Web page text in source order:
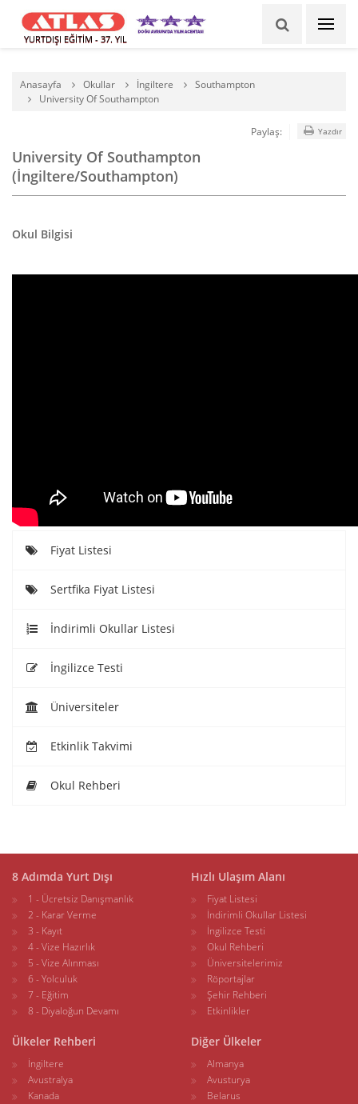
YURTDIŞI EĞİTİM - 37. YIL
Anasayfa Okullar İngiltere
Southampton
University Of Southampton
University Of Southampton
(İngiltere/Southampton)
Paylaş: Yazdır
Okul Bilgisi
Fiyat Listesi
Sertfika Fiyat Listesi
İndirimli Okullar Listesi
İngilizce Testi
Üniversiteler
Etkinlik Takvimi
Okul Rehberi
8 Adımda Yurt Dışı
1 - Ücretsiz Danışmanlık
2 - Karar Verme
3 - Kayıt
4 - Vize Hazırlık
5 - Vize Alınması
6 - Yolculuk
7 - Eğitim
8 - Diyaloğun Devamı
Hızlı Ulaşım Alanı
Fiyat Listesi
İndirimli Okullar Listesi
İngilizce Testi
Okul Rehberi
Üniversitelerimiz
Röportajlar
Şehir Rehberi
Etkinlikler
Ülkeler Rehberi
İngiltere
Avustralya
Kanada
Diğer Ülkeler
Almanya
Avusturya
Belarus